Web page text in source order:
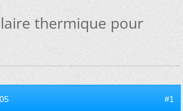
thermique pour
#1